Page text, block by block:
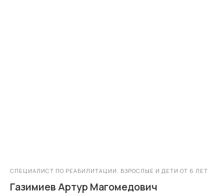
СПЕЦИАЛИСТ ПО РЕАБИЛИТАЦИИ. ВЗРОСЛЫЕ И ДЕТИ ОТ 6 ЛЕТ
Газимиев Артур Магомедович